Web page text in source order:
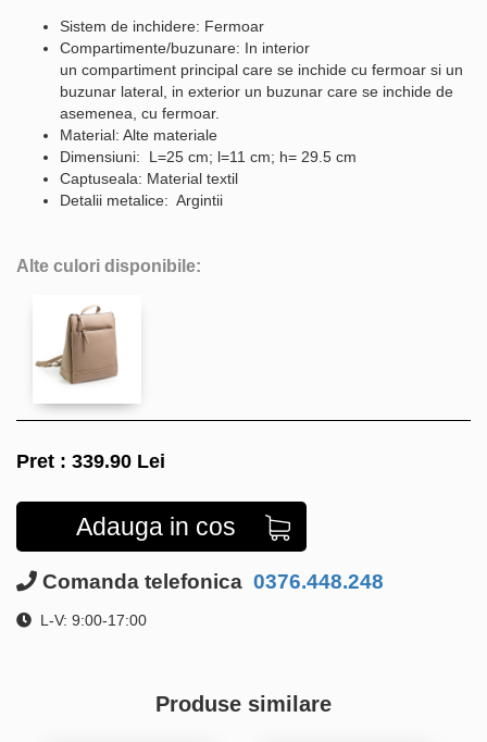
Sistem de inchidere: Fermoar
Compartimente/buzunare: In interior
un compartiment principal care se inchide cu fermoar si un
buzunar lateral, in exterior un buzunar care se inchide de
asemenea, cu fermoar.
Material: Alte materiale
Dimensiuni: L=25 cm; l=11 cm; h= 29.5 cm
Captuseala: Material textil
Detalii metalice: Argintii
Alte culori disponibile:
Pret : 339.90 Lei
Adauga in cos
Comanda telefonica 0376.448.248
L-V: 9:00-17:00
Produse similare